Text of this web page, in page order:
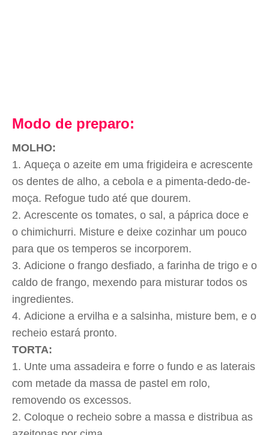
Modo de preparo:
MOLHO:
Aqueça o azeite em uma frigideira e acrescente
os dentes de alho, a cebola e a pimenta-dedo-de-
moça. Refogue tudo até que dourem.
Acrescente os tomates, o sal, a páprica doce e
o chimichurri. Misture e deixe cozinhar um pouco
para que os temperos se incorporem.
Adicione o frango desfiado, a farinha de trigo e o
caldo de frango, mexendo para misturar todos os
ingredientes.
Adicione a ervilha e a salsinha, misture bem, e o
recheio estará pronto.
TORTA:
Unte uma assadeira e forre o fundo e as laterais
com metade da massa de pastel em rolo,
removendo os excessos.
Coloque o recheio sobre a massa e distribua as